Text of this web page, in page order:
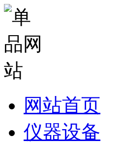
网站首页
仪器设备